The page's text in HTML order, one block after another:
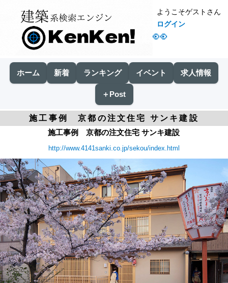
👀
ようこそゲストさん
ログイン
ホーム 新着 ランキング イベント 求人情報
＋Post
施工事例 京都の注文住宅 サンキ建設
施工事例 京都の注文住宅 サンキ建設
http://www.4141sanki.co.jp/sekou/index.html